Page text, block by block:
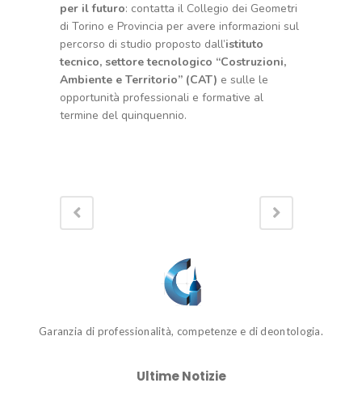
per il futuro: contatta il Collegio dei Geometri
di Torino e Provincia per avere informazioni sul
percorso di studio proposto dall’istituto
tecnico, settore tecnologico “Costruzioni,
Ambiente e Territorio” (CAT) e sulle le
opportunità professionali e formative al
termine del quinquennio.
Garanzia di professionalità, competenze e di deontologia.
Ultime Notizie